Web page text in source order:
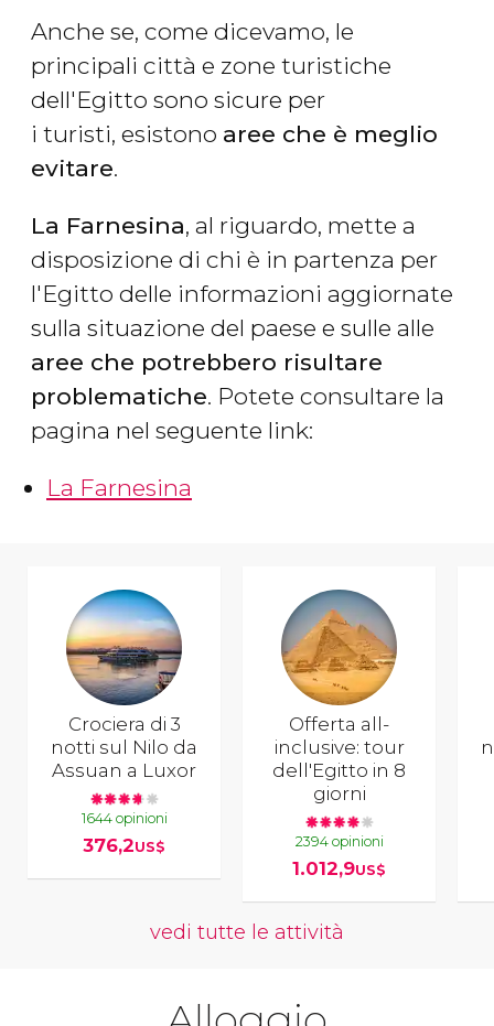
Anche se, come dicevamo, le
principali città e zone turistiche
dell'Egitto sono sicure per
i turisti, esistono aree che è meglio
evitare.
La Farnesina, al riguardo, mette a
disposizione di chi è in partenza per
l'Egitto delle informazioni aggiornate
sulla situazione del paese e sulle alle
aree che potrebbero risultare
problematiche. Potete consultare la
pagina nel seguente link:
La Farnesina
Crociera di 3
notti sul Nilo da
Assuan a Luxor
1644 opinioni
376,2US$
Offerta all-
inclusive: tour
dell'Egitto in 8
giorni
2394 opinioni
1.012,9US$
vedi tutte le attività